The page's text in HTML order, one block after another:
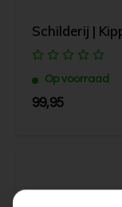
Schilderij |
Op voorraad
99,95